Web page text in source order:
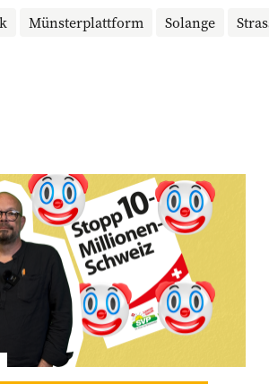
Münsterplattform Solange